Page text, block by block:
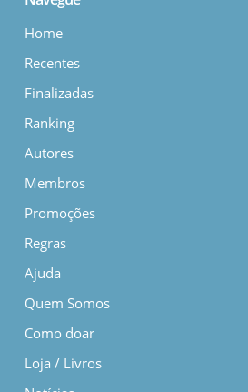
Home
Recentes
Finalizadas
Ranking
Autores
Membros
Promoções
Regras
Ajuda
Quem Somos
Como doar
Loja / Livros